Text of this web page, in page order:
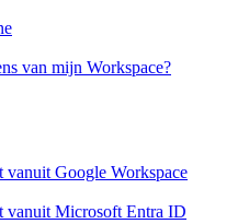
van mijn Workspace?
vanuit Google Workspace
vanuit Microsoft Entra ID